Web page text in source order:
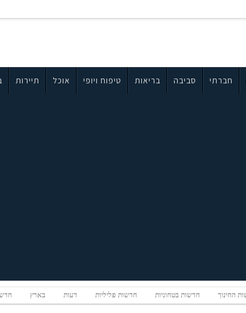
חברתי סביבה בריאות טיפוח ויופי אוכל תיירות
החינוך חדשות בטחוניות חדשות פליליות דעות בארץ